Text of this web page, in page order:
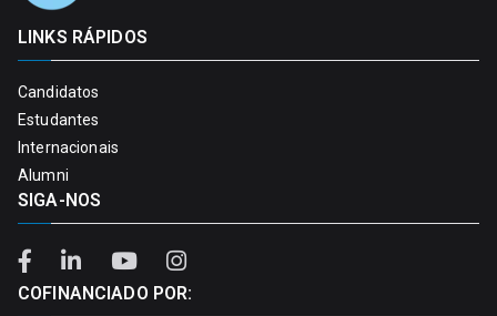
LINKS RÁPIDOS
Candidatos
Estudantes
Internacionais
Alumni
SIGA-NOS
COFINANCIADO POR: